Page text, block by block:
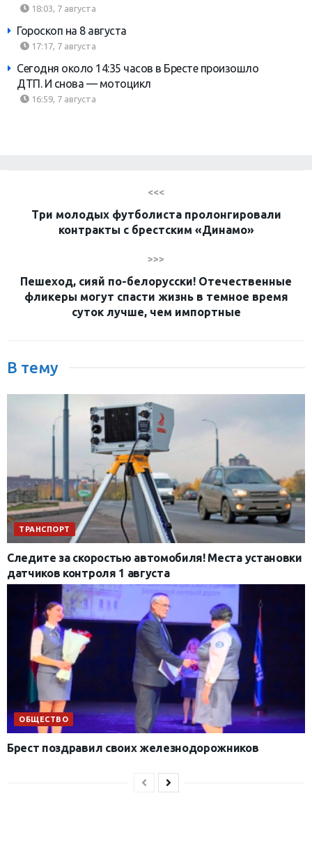
18:03, 7 августа
Гороскоп на 8 августа
17:17, 7 августа
Сегодня около 14:35 часов в Бресте произошло
ДТП. И снова — мотоцикл
16:59, 7 августа
<<<
Три молодых футболиста пролонгировали
контракты с брестским «Динамо»
>>>
Пешеход, сияй по-белорусски! Отечественные
фликеры могут спасти жизнь в темное время
суток лучше, чем импортные
В тему
ТРАНСПОРТ
Следите за скоростью автомобиля! Места установки
датчиков контроля 1 августа
ОБЩЕСТВО
Брест поздравил своих железнодорожников